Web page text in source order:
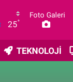
25°
Foto Galeri
TEKNOLOJİ